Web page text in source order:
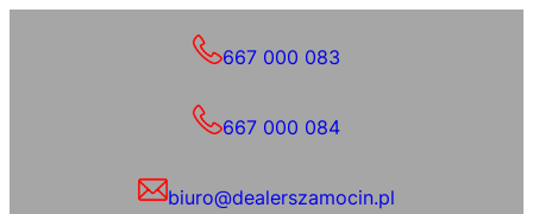
667 000 083
667 000 084
biuro@dealerszamocin.pl